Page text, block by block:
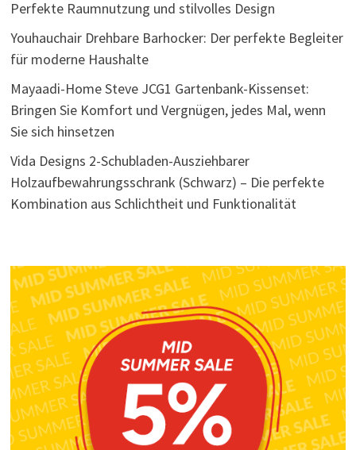
Perfekte Raumnutzung und stilvolles Design
Youhauchair Drehbare Barhocker: Der perfekte Begleiter
für moderne Haushalte
Mayaadi-Home Steve JCG1 Gartenbank-Kissenset:
Bringen Sie Komfort und Vergnügen, jedes Mal, wenn
Sie sich hinsetzen
Vida Designs 2-Schubladen-Ausziehbarer
Holzaufbewahrungsschrank (Schwarz) – Die perfekte
Kombination aus Schlichtheit und Funktionalität